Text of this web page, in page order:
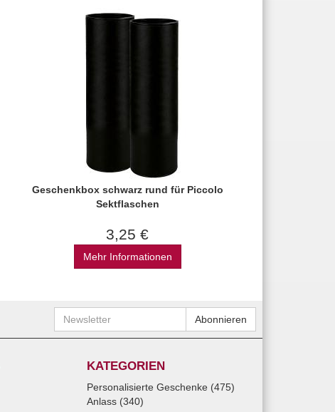
Geschenkbox schwarz rund für Piccolo
Sektflaschen
3,25 €
Mehr Informationen
Newsletter Abonnieren
KATEGORIEN
Personalisierte Geschenke (475)
Anlass (340)